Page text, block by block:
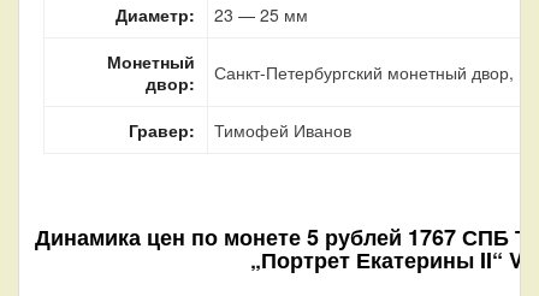
Диаметр:
23 — 25 мм
Монетный
двор:
Санкт-Петербургский монетный двор, г.
Гравер: Тимофей Иванов
Динамика цен по монете5 рублей 1767 СПБ
„Портрет Екатерины II“ VF